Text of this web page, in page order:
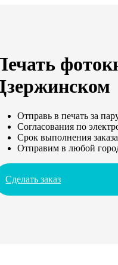
Отправь в печать за
Согласования по
Срок выполнения
Отправим в любой
Сделать заказ